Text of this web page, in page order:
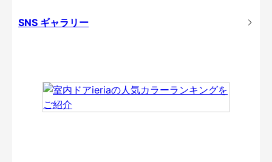
SNS ギャラリー